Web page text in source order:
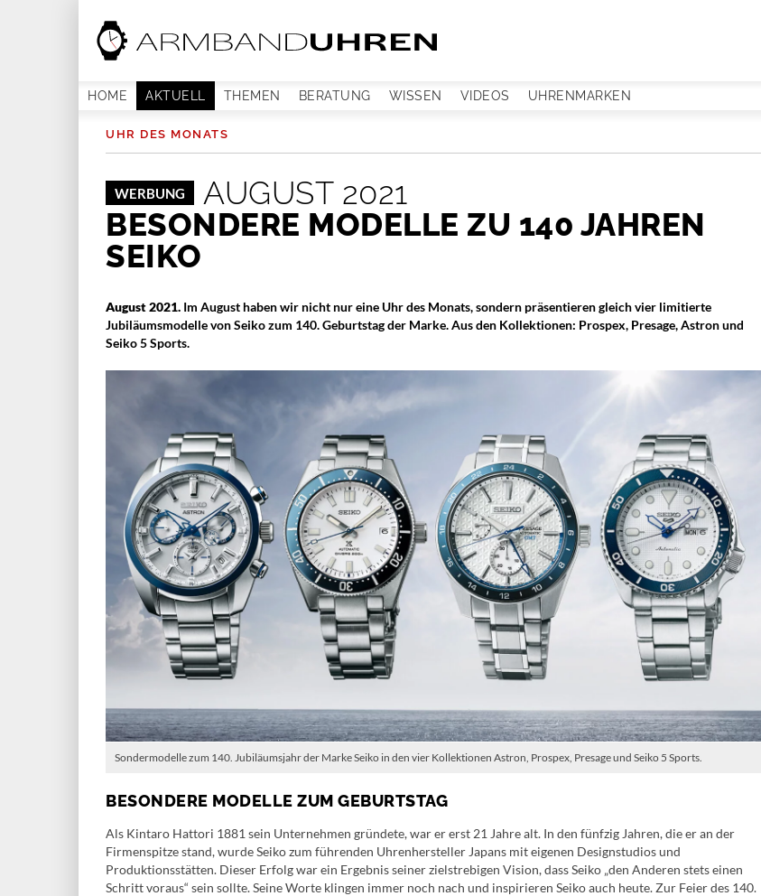
HOME AKTUELL THEMEN BERATUNG WISSEN VIDEOS UHRENMARKEN
UHR DES MONATS
WERBUNG
AUGUST 2021
BESONDERE MODELLE ZU 140 JAHREN
SEIKO
August 2021. Im August haben wir nicht nur eine Uhr des Monats, sondern präsentieren gleich vier limitierte
Jubiläumsmodelle von Seiko zum 140. Geburtstag der Marke. Aus den Kollektionen: Prospex, Presage, Astron und
Seiko 5 Sports.
Sondermodelle zum 140. Jubiläumsjahr der Marke Seiko in den vier Kollektionen Astron, Prospex, Presage und Seiko 5 Sports.
BESONDERE MODELLE ZUM GEBURTSTAG
Als Kintaro Hattori 1881 sein Unternehmen gründete, war er erst 21 Jahre alt. In den fünfzig Jahren, die er an der
Firmenspitze stand, wurde Seiko zum führenden Uhrenhersteller Japans mit eigenen Designstudios und
Produktionsstätten. Dieser Erfolg war ein Ergebnis seiner zielstrebigen Vision, dass Seiko „den Anderen stets einen
Schritt voraus“ sein sollte. Seine Worte klingen immer noch nach und inspirieren Seiko auch heute. Zur Feier des 140.